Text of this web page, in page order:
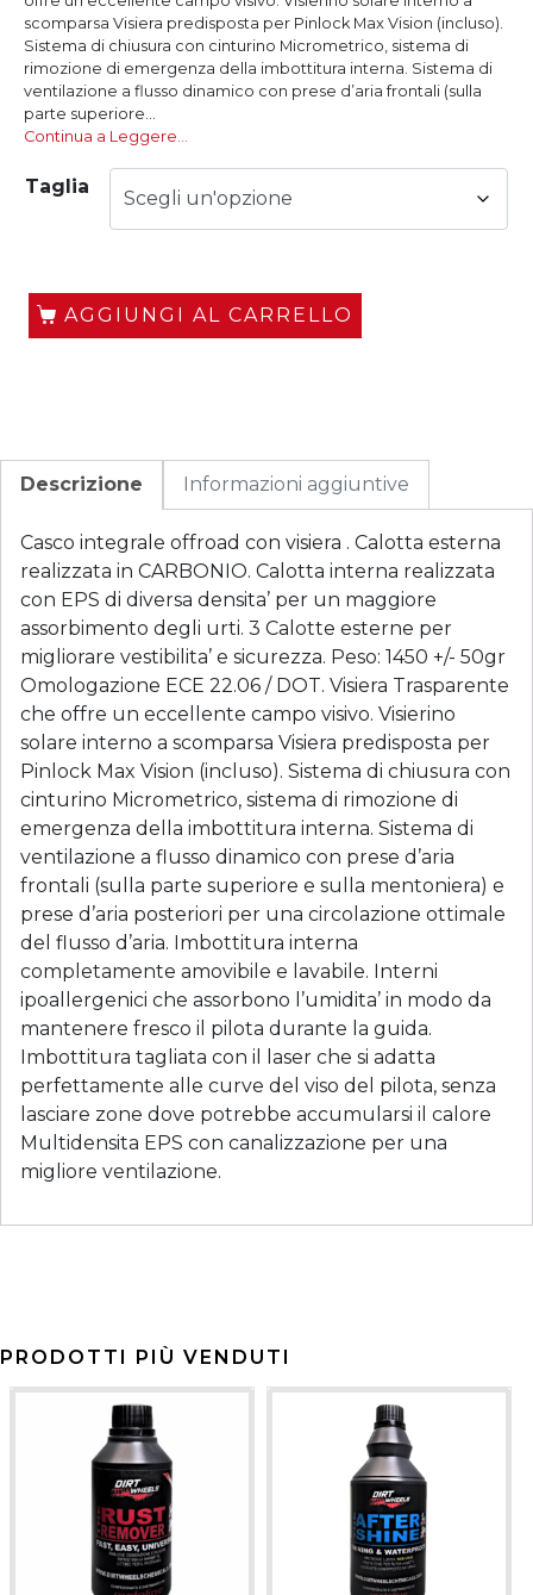
scomparsa Visiera predisposta per Pinlock Max Vision (incluso).
Sistema di chiusura con cinturino Micrometrico, sistema di
rimozione di emergenza della imbottitura interna. Sistema di
ventilazione a flusso dinamico con prese d’aria frontali (sulla
parte superiore...
Continua a Leggere…
Taglia
AGGIUNGI AL CARRELLO
Descrizione Informazioni aggiuntive
Casco integrale offroad con visiera . Calotta esterna
realizzata in CARBONIO. Calotta interna realizzata
con EPS di diversa densita’ per un maggiore
assorbimento degli urti. 3 Calotte esterne per
migliorare vestibilita’ e sicurezza. Peso: 1450 +/- 50gr
Omologazione ECE 22.06 / DOT. Visiera Trasparente
che offre un eccellente campo visivo. Visierino
solare interno a scomparsa Visiera predisposta per
Pinlock Max Vision (incluso). Sistema di chiusura con
cinturino Micrometrico, sistema di rimozione di
emergenza della imbottitura interna. Sistema di
ventilazione a flusso dinamico con prese d’aria
frontali (sulla parte superiore e sulla mentoniera) e
prese d’aria posteriori per una circolazione ottimale
del flusso d’aria. Imbottitura interna
completamente amovibile e lavabile. Interni
ipoallergenici che assorbono l’umidita’ in modo da
mantenere fresco il pilota durante la guida.
Imbottitura tagliata con il laser che si adatta
perfettamente alle curve del viso del pilota, senza
lasciare zone dove potrebbe accumularsi il calore
Multidensita EPS con canalizzazione per una
migliore ventilazione.
PRODOTTI PIÙ VENDUTI